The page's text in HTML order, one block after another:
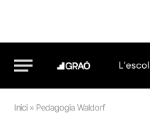
Inici » Pedagogia Waldorf